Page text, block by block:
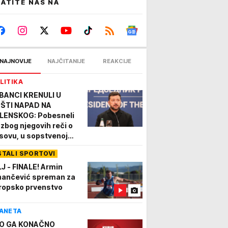
NAS NA
NAJNOVIJE NAJČITANIJE REAKCIJE
KRENULI U
NAPAD NA
Pobesneli
njegovih reči o
u sopstvenoj
SPORTOVI
- FINALE! Armin
spreman za
prvenstvo
GA KONAČNO